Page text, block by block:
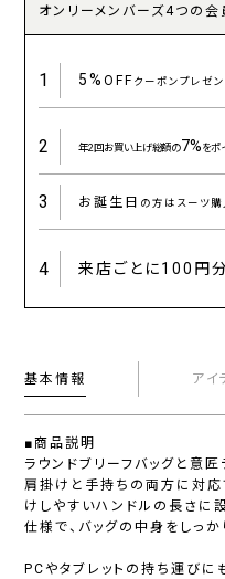
オンリーメンバーズ4つの会
1 5%OFFクーポンプレゼン
2 年2回お買い上げ総額の7%をポ
3 お誕生日 の方はスーツ
4 来店ごとに100円
基本情報 アイ
■商品説明
ラウンドブリーフバッグと意匠
肩掛けと手持ちの両方に対応
けしやすいハンドルの長さに
仕様で、バッグの中身をしっか
PCやタブレットの持ち運びに